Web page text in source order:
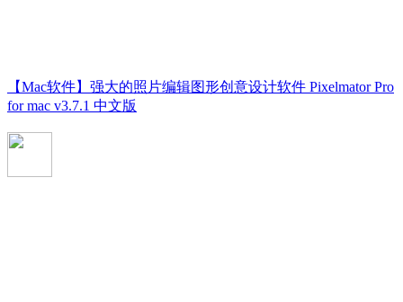
【Mac软件】强大的照片编辑图形创意设计软件 Pixelmator Pro
for mac v3.7.1 中文版